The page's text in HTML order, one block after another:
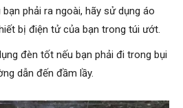
phải ra ngoài, hãy sử dụng áo
bị điện tử của bạn trong túi ướt.
đèn tốt nếu bạn phải đi trong bụi
dẫn đến đầm lầy.